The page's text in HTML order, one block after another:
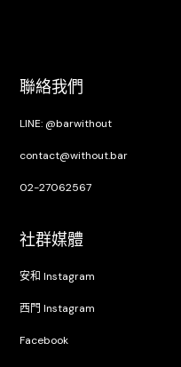
聯絡我們
LINE: @barwithout
contact@without.bar
02-27062567
社群媒體
安和 Instagram
西門 Instagram
Facebook